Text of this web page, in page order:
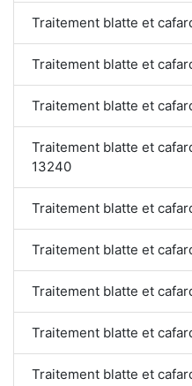
Traitement blatte et
Traitement blatte et
Traitement blatte et
Traitement blatte et
13240
Traitement blatte et
Traitement blatte et
Traitement blatte et
Traitement blatte et
Traitement blatte et